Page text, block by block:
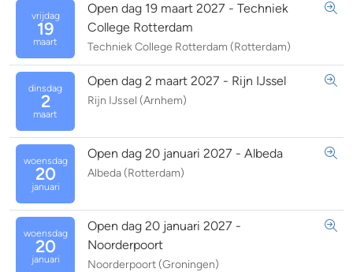
vrijdag
19
maart
Open dag 19 maart 2027 - Techniek
College Rotterdam
Techniek College Rotterdam (Rotterdam)
dinsdag
2
maart
Open dag 2 maart 2027 - Rijn IJssel
Rijn IJssel (Arnhem)
woensdag
20
januari
Open dag 20 januari 2027 - Albeda
Albeda (Rotterdam)
woensdag
20
januari
Open dag 20 januari 2027 -
Noorderpoort
Noorderpoort (Groningen)